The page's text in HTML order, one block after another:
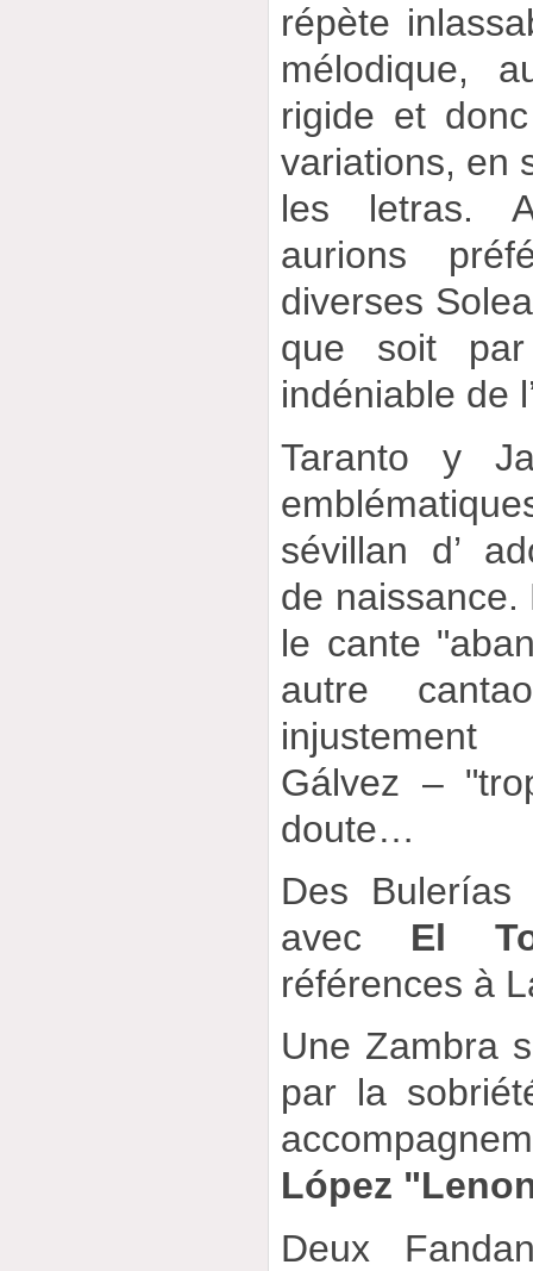
répète
mélodique,
rigide et
variations, en
les letras.
aurions
diverses
que soit
indéniable de
Taranto y
sévillan d’
de naissance.
le cante
autre
Gálvez –
doute…
Des
avec El
références à
Une Zambra
par la
López
Deux